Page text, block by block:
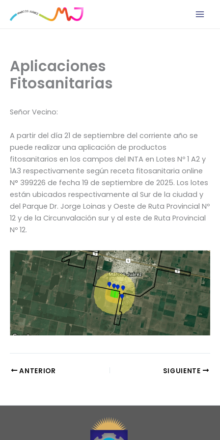
Aplicaciones
Fitosanitarias
Señor Vecino:
A partir del día 21 de septiembre del corriente año se
puede realizar una aplicación de productos
fitosanitarios en los campos del INTA en Lotes Nº 1 A2 y
1A3 respectivamente según receta fitosanitaria online
N° 399226 de fecha 19 de septiembre de 2025. Los lotes
están ubicados respectivamente al Sur de la ciudad y
del Parque Dr. Jorge Loinas y Oeste de Ruta Provincial Nº
12 y de la Circunvalación sur y al este de Ruta Provincial
Nº 12.
ANTERIOR SIGUIENTE